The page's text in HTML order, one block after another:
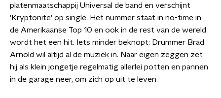
platenmaatschappij Universal de band en verschijnt
'Kryptonite' op single. Het nummer staat in no-time in
de Amerikaanse Top 10 en ook in de rest van de wereld
wordt het een hit. Iets minder beknopt: Drummer Brad
Arnold wil altijd al de muziek in. Naar eigen zeggen zet
hij als klein jongetje regelmatig allerlei potten en pannen
in de garage neer, om zich op uit te leven.